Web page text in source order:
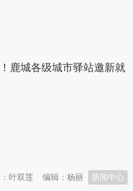
城各级城市驿站邀新就
新闻中心
编辑：杨丽
叶双莲